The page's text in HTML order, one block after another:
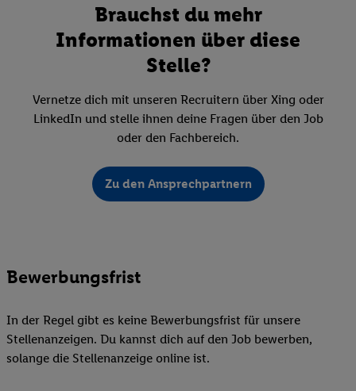
Brauchst du mehr
Informationen über diese
Stelle?
Vernetze dich mit unseren Recruitern über Xing oder
LinkedIn und stelle ihnen deine Fragen über den Job
oder den Fachbereich.
Zu den Ansprechpartnern
Bewerbungsfrist
In der Regel gibt es keine Bewerbungsfrist für unsere
Stellenanzeigen. Du kannst dich auf den Job bewerben,
solange die Stellenanzeige online ist.